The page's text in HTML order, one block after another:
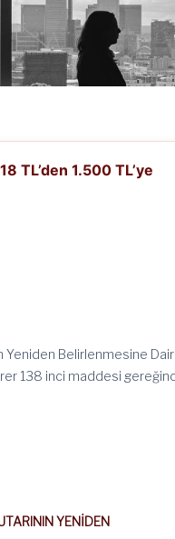
TL’den 1.500 TL’ye
Yeniden Belirlenmesine Dair
138 inci maddesi
YENİDEN